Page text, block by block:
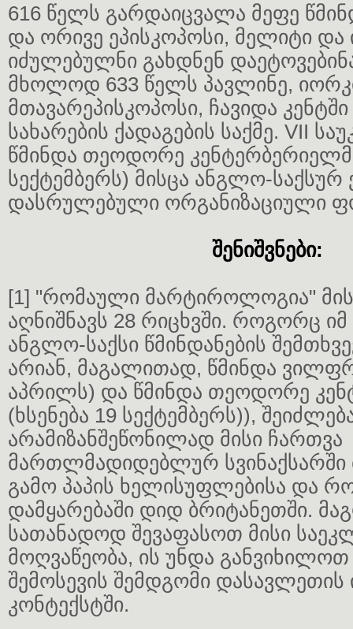
616 წელს გარდაიცვალა მეფე
და ორივე ეპისკოპოსი, მელიტი და
იძულებულნი გახდნენ
მხოლოდ 633 წელს პავლინე,
მთავარეპისკოპოსი, ჩავიდა
სახარების ქადაგების საქმე. VII
წმინდა თეოდორე
სექტემბერს) მისცა ანგლო-საქსურ
დასრულებული ორგანიზაციული
შენიშვნები:
[1] "რომაული მარტიროლოგია" მის
აღნიშნავს 28 რიცხვში. როგორც
ანგლო-საქსი წმინდანების
არიან, მაგალითად, წმინდა
აპრილს) და წმინდა თეოდორე
(ხსენება 19 სექტემბერს)),
არამიზანშეწონილად მისი ჩართვა
მართლმადიდებლურ
გამო პაპის ხელისუფლებისა და
დამყარებაში დიდ ბრიტანეთში.
სათანადოდ შევაფასოთ მისი
მოღვაწეობა, ის უნდა
შემოსევის შემდგომი
კონტექსტში.